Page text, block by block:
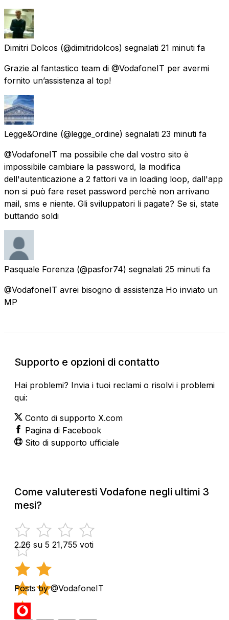
Dimitri Dolcos (@dimitridolcos) segnalati 21 minuti fa
Grazie al fantastico team di @VodafoneIT per avermi
fornito un’assistenza al top!
Legge&Ordine (@legge_ordine) segnalati 23 minuti fa
@VodafoneIT ma possibile che dal vostro sito è
impossibile cambiare la password, la modifica
dell'autenticazione a 2 fattori va in loading loop, dall'app
non si può fare reset password perchè non arrivano
mail, sms e niente. Gli sviluppatori li pagate? Se si, state
buttando soldi
Pasquale Forenza (@pasfor74) segnalati 25 minuti fa
@VodafoneIT avrei bisogno di assistenza Ho inviato un
MP
Supporto e opzioni di contatto
Hai problemi? Invia i tuoi reclami o risolvi i problemi
qui:
Conto di supporto X.com
Pagina di Facebook
Sito di supporto ufficiale
Come valuteresti Vodafone negli ultimi 3
mesi?
2.26 su 5 21,755 voti
Posts by @VodafoneIT